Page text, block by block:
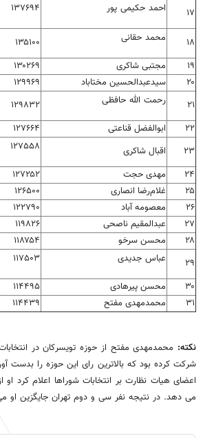
۱۷ احمد حکیمی پور ۱۳۷۶۹۴
۱۸ محمد حقانی
۱۳۵۱۰۰
۱۹
مجتبی شاکری
۱۳۰۲۶۹
۲۰
سیدعبدالحسین مختاباد
۱۲۹۹۶۹
۲۱
رحمت الله حافظی
۱۲۹۸۳۲
۲۲
ابوالفضل قناعتی
۱۲۷۶۶۴
۲۳
اقبال شاکری ۱۲۷۵۵۸
۲۴ مهدی حجت
۱۲۷۲۵۲
۲۵
غلام‌رضا انصاری
۱۲۶۵۰۰
۲۶
معصومه آباد
۱۲۲۷۹۰
۲۷
عبدالمقیم ناصحی
۱۱۹۸۲۶
۲۸
محسن سرخو
۱۱۸۷۵۴
۲۹
عباس جدیدی ۱۱۷۵۰۳
۳۰ محسن پیرهادی
۱۱۴۴۹۵
۳۱
محمدمهدی مفتح ۱۱۴۴۳۹
نکته: محمدمهدی مفتح از حوزه تویسرکان در
شرکت کرده بود که بالاترین رای این حوزه را بدست
اعضای هیات نظارت بر انتخابات شوراها اعلام کرد
می دهد. در نتیجه نفر سی و دوم تهران جایگزین او